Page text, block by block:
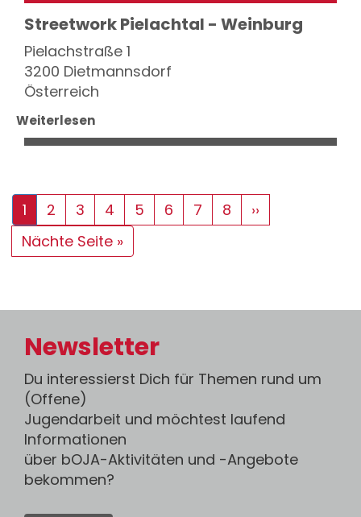
Streetwork Pielachtal - Weinburg
Pielachstraße 1
3200 Dietmannsdorf
Österreich
Weiterlesen
Seitennummerierung
Aktuelle
Seite
1 Seite
2 Seite
3 Seite
4 Seite
5 Seite
6 Seite
7 Seite
8
Nächste
Seite
››
Letzte
Seite
Nächte Seite »
Newsletter
Du interessierst Dich für Themen rund um
(Offene)
Jugendarbeit und möchtest laufend
Informationen
über bOJA-Aktivitäten und -Angebote
bekommen?